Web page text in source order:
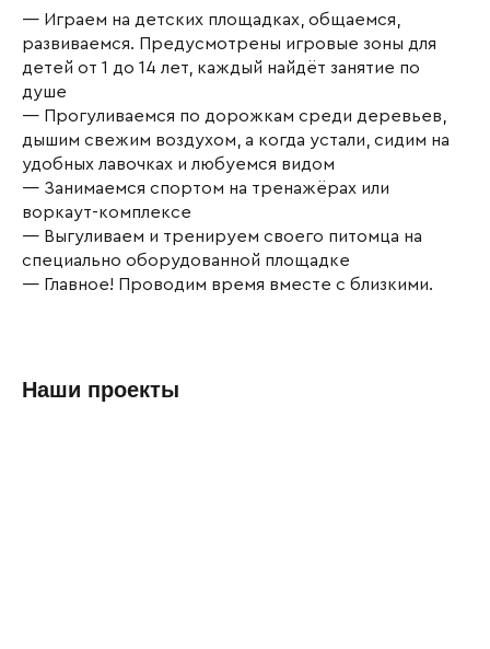
— Играем на детских площадках, общаемся,
развиваемся. Предусмотрены игровые зоны для
детей от 1 до 14 лет, каждый найдёт занятие по
душе
— Прогуливаемся по дорожкам среди деревьев,
дышим свежим воздухом, а когда устали, сидим на
удобных лавочках и любуемся видом
— Занимаемся спортом на тренажёрах или
воркаут-комплексе
— Выгуливаем и тренируем своего питомца на
специально оборудованной площадке
— Главное! Проводим время вместе с близкими.
Наши проекты